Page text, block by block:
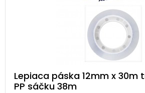
Lepiaca páska 12mm x 30m
PP sáčku 38m